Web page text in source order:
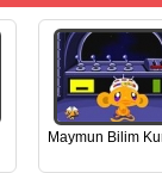
Maymun Bilim